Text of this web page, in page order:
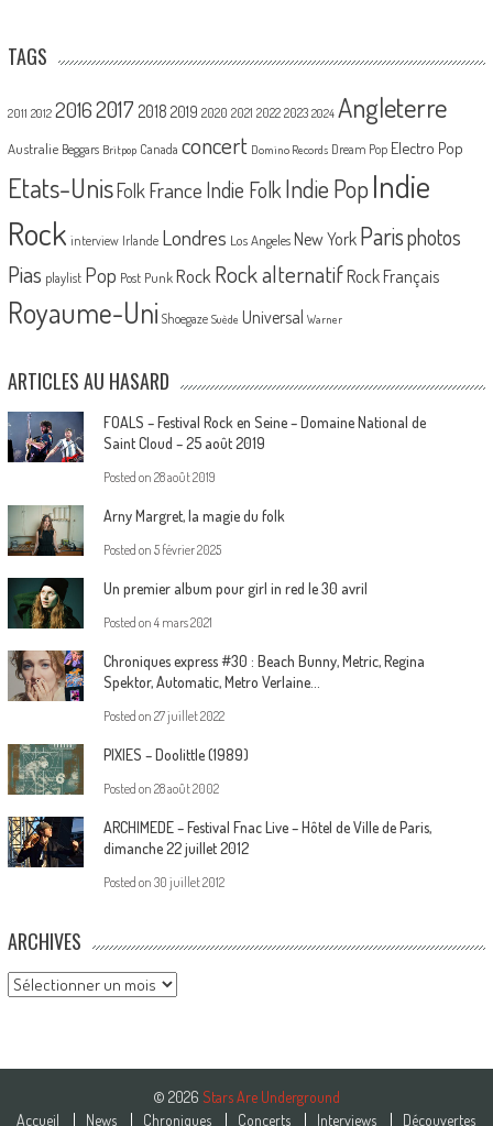
TAGS
2011 2012 20162017 2018 2019 2020 2021 2022 2023 2024 Angleterre
Australie Beggars Britpop Canada concert Domino Records Dream Pop Electro Pop
Etats-UnisFolk France Indie Folk Indie PopIndie
Rock interview Irlande Londres Los Angeles New York Parisphotos
Pias playlist Pop Post Punk Rock Rock alternatif Rock Français
Royaume-Uni Shoegaze Suède Universal Warner
ARTICLES AU HASARD
FOALS – Festival Rock en Seine – Domaine National de
Saint Cloud – 25 août 2019
Posted on 28 août 2019
Arny Margret, la magie du folk
Posted on 5 février 2025
Un premier album pour girl in red le 30 avril
Posted on 4 mars 2021
Chroniques express #30 : Beach Bunny, Metric, Regina
Spektor, Automatic, Metro Verlaine…
Posted on 27 juillet 2022
PIXIES – Doolittle (1989)
Posted on 28 août 2002
ARCHIMEDE – Festival Fnac Live – Hôtel de Ville de Paris,
dimanche 22 juillet 2012
Posted on 30 juillet 2012
ARCHIVES
Archives
© 2026 Stars Are Underground
Accueil
News Chroniques Concerts Interviews Découvertes